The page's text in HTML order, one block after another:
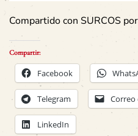
Compartido con SURCOS
Compartir:
Facebook
Telegram Correo
LinkedIn